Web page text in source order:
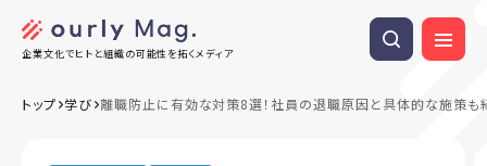
企業文化でヒトと組織の可能性を拓くメディア
トップ 学び 離職防止に有効な対策8選！社員の退職原因と具体的な施策も